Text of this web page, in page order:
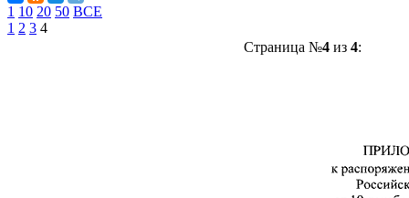
1 10 20 50 ВСЕ
1 2 3 4
Страница №4из 4: